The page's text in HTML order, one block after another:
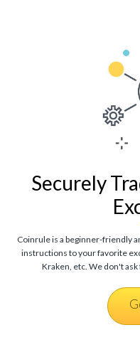
Securely
Coinrule is a beginner-friendly
instructions to your favorite
Kraken, etc. We don't